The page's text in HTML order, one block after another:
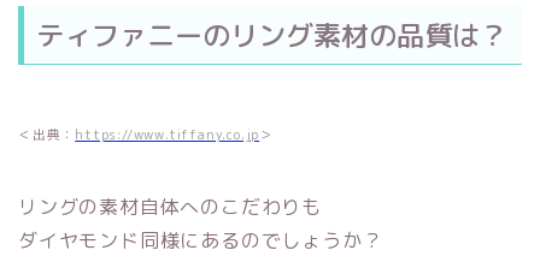
ティファニーのリング素材の品質は？
＜出典： https://www.tiffany.co.jp ＞
リングの素材自体へのこだわりも
ダイヤモンド同様にあるのでしょうか？